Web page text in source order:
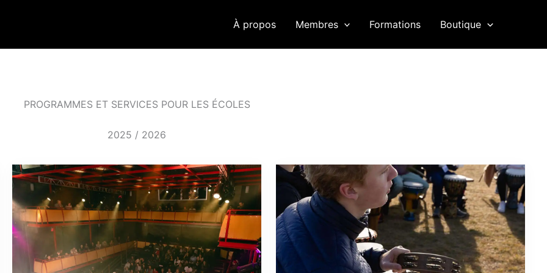
À propos Membres Formations Boutique
PROGRAMMES ET SERVICES POUR LES ÉCOLES
2025 / 2026